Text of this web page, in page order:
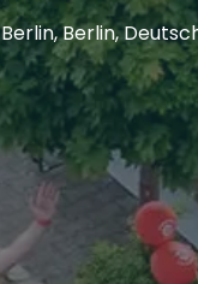
Berlin,Berlin,